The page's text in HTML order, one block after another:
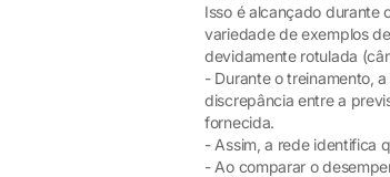
Isso é alcançado durante
variedade de exemplos
devidamente rotulada
- Durante o treinamento,
discrepância entre a
fornecida.
- Assim, a rede identifica
- Ao comparar o